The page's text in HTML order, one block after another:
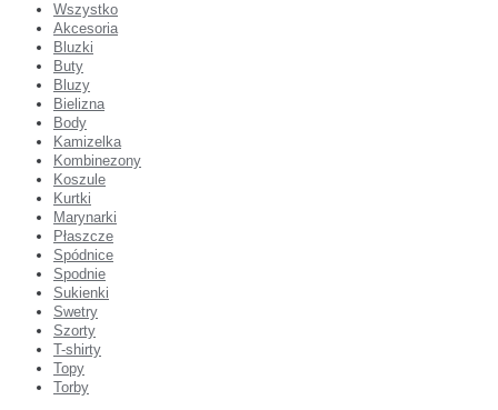
Wszystko
Akcesoria
Bluzki
Buty
Bluzy
Bielizna
Body
Kamizelka
Kombinezony
Koszule
Kurtki
Marynarki
Płaszcze
Spódnice
Spodnie
Sukienki
Swetry
Szorty
T-shirty
Topy
Torby